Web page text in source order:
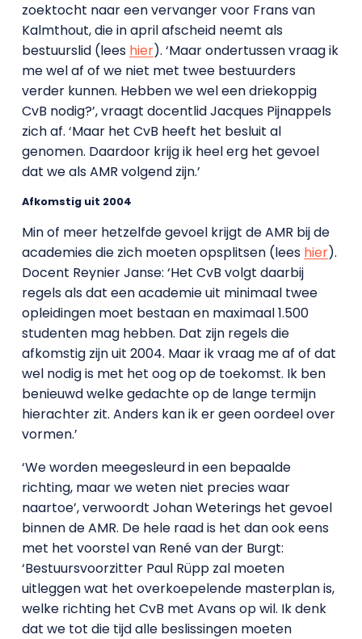
zoektocht naar een vervanger voor Frans van
Kalmthout, die in april afscheid neemt als
bestuurslid (lees hier). ‘Maar ondertussen vraag ik
me wel af of we niet met twee bestuurders
verder kunnen. Hebben we wel een driekoppig
CvB nodig?’, vraagt docentlid Jacques Pijnappels
zich af. ‘Maar het CvB heeft het besluit al
genomen. Daardoor krijg ik heel erg het gevoel
dat we als AMR volgend zijn.’
Afkomstig uit 2004
Min of meer hetzelfde gevoel krijgt de AMR bij de
academies die zich moeten opsplitsen (lees hier).
Docent Reynier Janse: ‘Het CvB volgt daarbij
regels als dat een academie uit minimaal twee
opleidingen moet bestaan en maximaal 1.500
studenten mag hebben. Dat zijn regels die
afkomstig zijn uit 2004. Maar ik vraag me af of dat
wel nodig is met het oog op de toekomst. Ik ben
benieuwd welke gedachte op de lange termijn
hierachter zit. Anders kan ik er geen oordeel over
vormen.’
‘We worden meegesleurd in een bepaalde
richting, maar we weten niet precies waar
naartoe’, verwoordt Johan Weterings het gevoel
binnen de AMR. De hele raad is het dan ook eens
met het voorstel van René van der Burgt:
‘Bestuursvoorzitter Paul Rüpp zal moeten
uitleggen wat het overkoepelende masterplan is,
welke richting het CvB met Avans op wil. Ik denk
dat we tot die tijd alle beslissingen moeten